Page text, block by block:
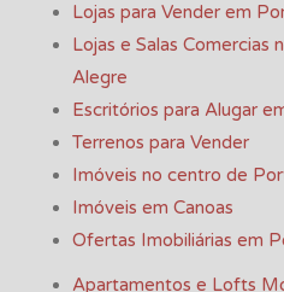
Lojas para Vender em
Lojas e Salas Comercias
Alegre
Escritórios para Alugar
Terrenos para Vender
Imóveis no centro de
Imóveis em Canoas
Ofertas Imobiliárias em
Apartamentos e Lofts